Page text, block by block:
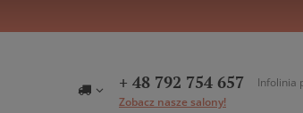
+ 48 792 754 657
Infolinia
Zobacz nasze salony!